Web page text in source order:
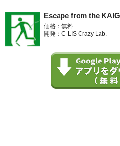
Escape from the KAIGI
価格：無料
開発：C-LIS Crazy Lab.